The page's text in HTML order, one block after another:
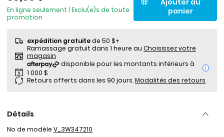
En ligne seulement | Exclu(e)s de toute
promotion
Ajouter au
panier
expédition gratuitede 50 $+
Ramassage gratuit dans 1 heure au Choisissez votre
magasin
i
Retours offerts dans les 90 jours.Modalités des retours
Détails
No de modèle V_3W347210